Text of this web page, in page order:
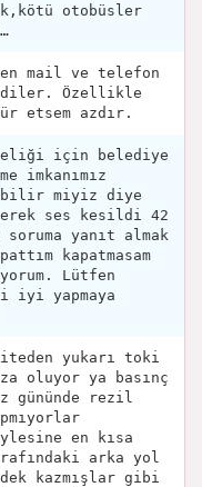
otobüsler
mail ve telefon
Özellikle
etsem azdır.
için belediye
imkanımız
miyiz diye
ses kesildi 42
yanıt almak
kapatmasam
Lütfen
iyi yapmaya
yukarı toki
oluyor ya basınç
rezil
en kısa
arka yol
kazmışlar gibi